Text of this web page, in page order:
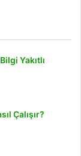
Yakıtlı
Çalışır?